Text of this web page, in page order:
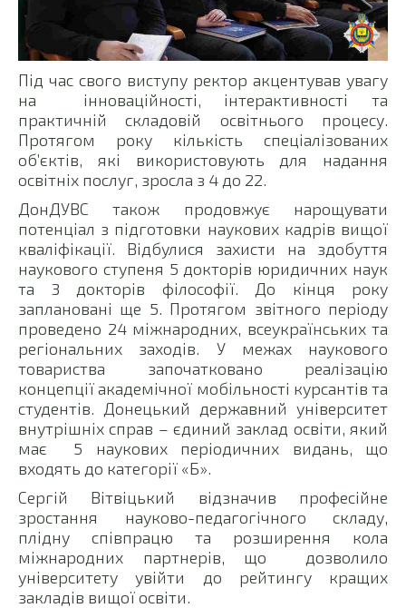
Під час свого виступу ректор акцентував увагу
на інноваційності, інтерактивності та
практичній складовій освітнього процесу.
Протягом року кількість спеціалізованих
об’єктів, які використовують для надання
освітніх послуг, зросла з 4 до 22.
ДонДУВС також продовжує нарощувати
потенціал з підготовки наукових кадрів вищої
кваліфікації. Відбулися захисти на здобуття
наукового ступеня 5 докторів юридичних наук
та 3 докторів філософії. До кінця року
заплановані ще 5. Протягом звітного періоду
проведено 24 міжнародних, всеукраїнських та
регіональних заходів. У межах наукового
товариства започатковано реалізацію
концепції академічної мобільності курсантів та
студентів. Донецький державний університет
внутрішніх справ – єдиний заклад освіти, який
має 5 наукових періодичних видань, що
входять до категорії «Б».
Сергій Вітвіцький відзначив професійне
зростання науково-педагогічного складу,
плідну співпрацю та розширення кола
міжнародних партнерів, що дозволило
університету увійти до рейтингу кращих
закладів вищої освіти.